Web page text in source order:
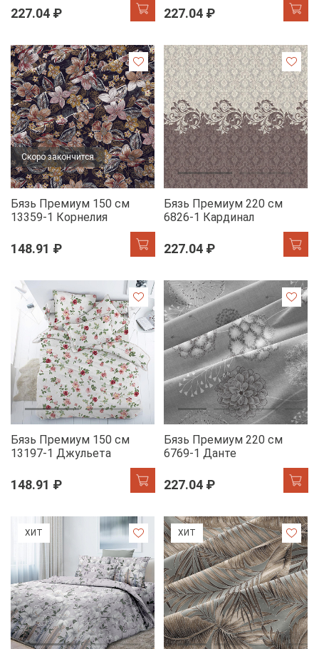
227.04 ₽ 227.04 ₽
Скоро закончится
Бязь Премиум 150 см
13359-1 Корнелия
148.91 ₽
Бязь Премиум 220 см
6826-1 Кардинал
227.04 ₽
Бязь Премиум 150 см
13197-1 Джульета
148.91 ₽
Бязь Премиум 220 см
6769-1 Данте
227.04 ₽
ХИТ ХИТ